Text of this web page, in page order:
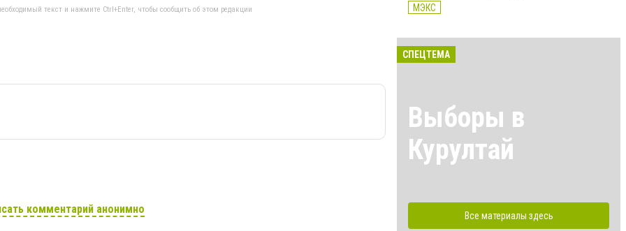
текст и нажмите Ctrl+Enter, чтобы сообщить об этом редакции
комментарий анонимно
МЭКС
СПЕЦТЕМА
Выборы в
Курултай
Все материалы здесь